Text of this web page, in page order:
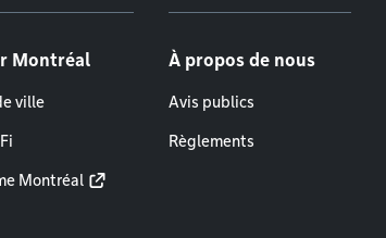
Montréal
ville
Montréal
À propos de nous
Avis publics
Règlements